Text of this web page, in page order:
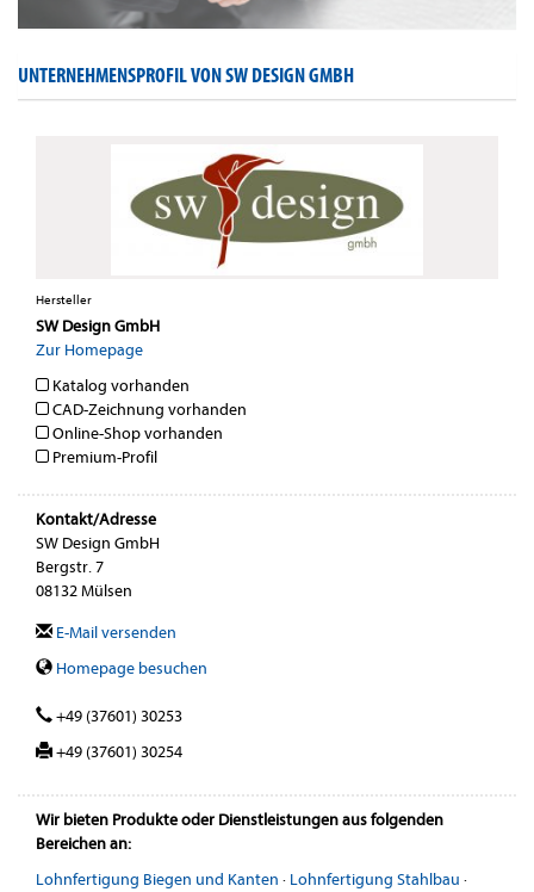
UNTERNEHMENSPROFIL VON SW DESIGN GMBH
Hersteller
SW Design GmbH
Zur Homepage
Katalog vorhanden
CAD-Zeichnung vorhanden
Online-Shop vorhanden
Premium-Profil
Kontakt/Adresse
SW Design GmbH
Bergstr. 7
08132 Mülsen
E-Mail versenden
Homepage besuchen
+49 (37601) 30253
+49 (37601) 30254
Wir bieten Produkte oder Dienstleistungen aus folgenden
Bereichen an:
Lohnfertigung Biegen und Kanten · Lohnfertigung Stahlbau ·